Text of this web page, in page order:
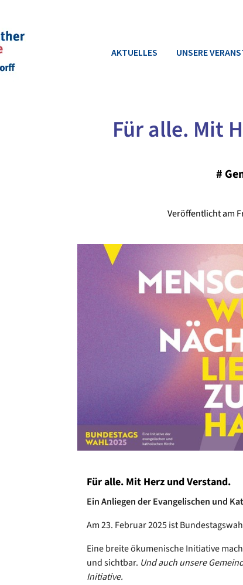
AKTUELLES UNSERE
Für alle. Mit
#
Veröffentlicht am
Für alle. Mit Herz und Verstand.
Ein Anliegen der Evangelischen und
Am 23. Februar 2025 ist
Eine breite ökumenische Initiative
und sichtbar. Und auch unsere
Initiative.